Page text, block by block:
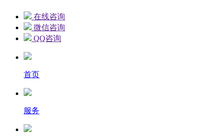
在线咨询
微信咨询
QQ咨询
首页
服务